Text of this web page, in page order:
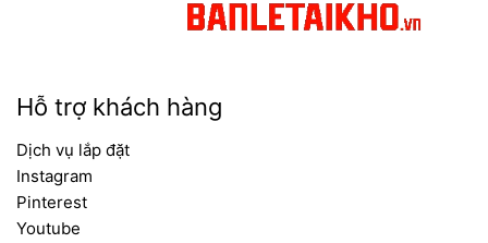
Hỗ trợ khách hàng
Dịch vụ lắp đặt
Instagram
Pinterest
Youtube